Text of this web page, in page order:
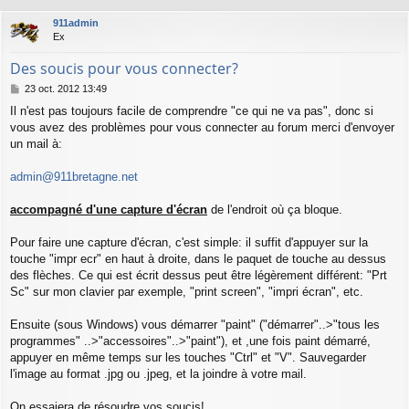
911admin
Ex
Des soucis pour vous connecter?
M
s
s
a
e
23 oct. 2012 13:49
Il n'est pas toujours facile de comprendre "ce qui ne va pas", donc si
vous avez des problèmes pour vous connecter au forum merci d'envoyer
un mail à:
admin@911bretagne.net
accompagné d'une capture d'écran de l'endroit où ça bloque.
Pour faire une capture d'écran, c'est simple: il suffit d'appuyer sur la
touche "impr ecr" en haut à droite, dans le paquet de touche au dessus
des flèches. Ce qui est écrit dessus peut être légèrement différent: "Prt
Sc" sur mon clavier par exemple, "print screen", "impri écran", etc.
Ensuite (sous Windows) vous démarrer "paint" ("démarrer"..>"tous les
programmes" ..>"accessoires"..>"paint"), et ,une fois paint démarré,
appuyer en même temps sur les touches "Ctrl" et "V". Sauvegarder
l'image au format .jpg ou .jpeg, et la joindre à votre mail.